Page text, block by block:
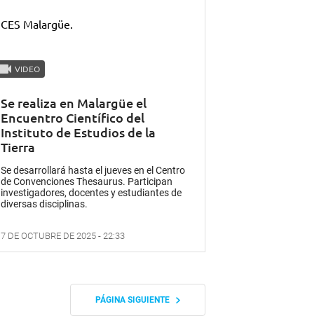
VIDEO
Se realiza en Malargüe el
Encuentro Científico del
Instituto de Estudios de la
Tierra
Se desarrollará hasta el jueves en el Centro
de Convenciones Thesaurus. Participan
investigadores, docentes y estudiantes de
diversas disciplinas.
7 DE OCTUBRE DE 2025 - 22:33
PÁGINA SIGUIENTE